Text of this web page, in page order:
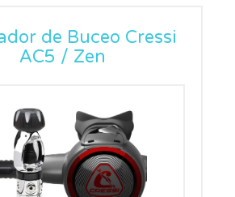
de Buceo Cressi
AC5 / Zen